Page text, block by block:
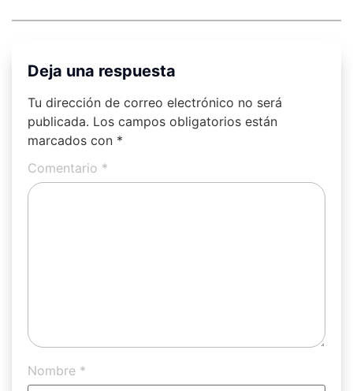
Deja una respuesta
Tu dirección de correo electrónico no será
publicada. Los campos obligatorios están
marcados con *
Comentario *
Nombre *